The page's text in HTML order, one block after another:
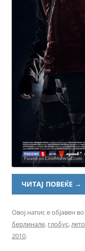
ЧИТАЈ ПОВЕЌЕ →
Овој напис е објавен во
берлинале, глобус,лето
2010.